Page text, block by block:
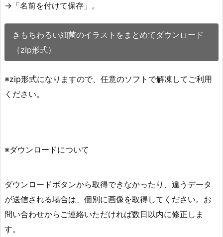
→「名前を付けて保存」。
きもちわるい細菌のイラストをまとめてダウンロード
（zip形式）
※zip形式になりますので、任意のソフトで解凍してご利用
ください。
※ダウンロードについて
ダウンロードボタンから取得できなかったり、違うデータ
が送信される場合は、個別に画像を取得してください。お
問い合わせからご連絡いただければ数日以内に修正しま
す。